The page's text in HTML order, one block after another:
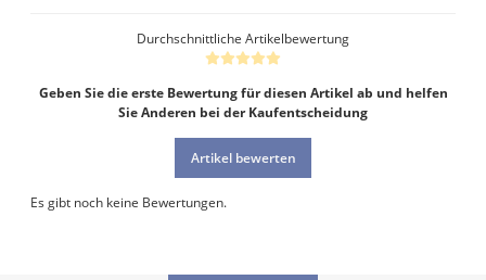
Durchschnittliche Artikelbewertung
Geben Sie die erste Bewertung für diesen Artikel ab und helfen
Sie Anderen bei der Kaufentscheidung
Artikel bewerten
Es gibt noch keine Bewertungen.